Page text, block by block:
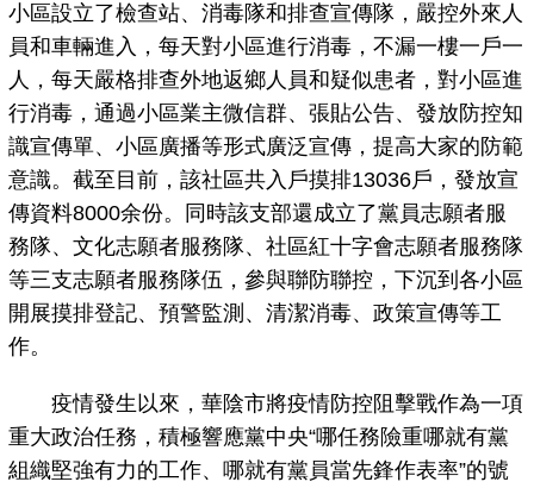
小區設立了檢查站、消毒隊和排查宣傳隊，嚴控外來人
員和車輛進入，每天對小區進行消毒，不漏一樓一戶一
人，每天嚴格排查外地返鄉人員和疑似患者，對小區進
行消毒，通過小區業主微信群、張貼公告、發放防控知
識宣傳單、小區廣播等形式廣泛宣傳，提高大家的防範
意識。截至目前，該社區共入戶摸排13036戶，發放宣
傳資料8000余份。同時該支部還成立了黨員志願者服
務隊、文化志願者服務隊、社區紅十字會志願者服務隊
等三支志願者服務隊伍，參與聯防聯控，下沉到各小區
開展摸排登記、預警監測、清潔消毒、政策宣傳等工
作。
疫情發生以來，華陰市將疫情防控阻擊戰作為一項
重大政治任務，積極響應黨中央“哪任務險重哪就有黨
組織堅強有力的工作、哪就有黨員當先鋒作表率”的號